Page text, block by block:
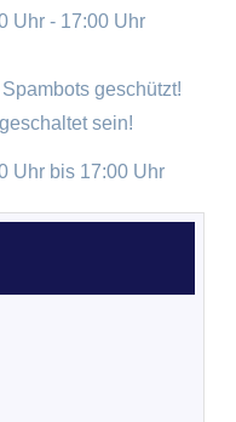
Uhr - 17:00 Uhr
geschützt!
sein!
Uhr bis 17:00 Uhr